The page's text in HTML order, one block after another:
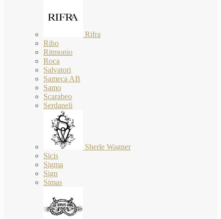
Rifra
Riho
Ritmonio
Roca
Salvatori
Sameca AB
Samo
Scarabeo
Serdaneli
Sherle Wagner
Sicis
Sigma
Sign
Simas